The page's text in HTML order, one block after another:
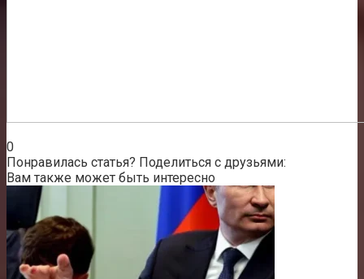
0
Понравилась статья? Поделиться с друзьями:
Вам также может быть интересно